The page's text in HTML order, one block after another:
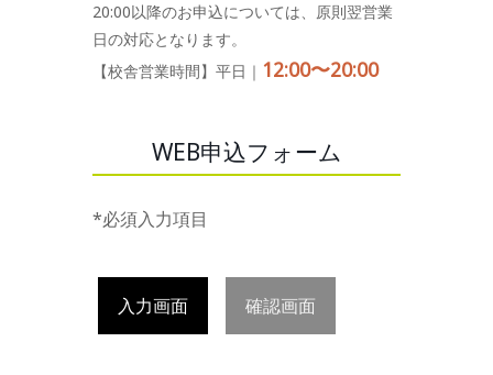
20:00以降のお申込については、原則翌営業
日の対応となります。
【校舎営業時間】平日｜ 12:00〜20:00
WEB申込フォーム
*必須入力項目
入力画面 確認画面